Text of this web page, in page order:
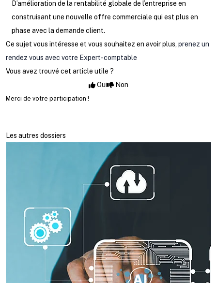
D’amélioration de la rentabilité globale de l’entreprise en
construisant une nouvelle offre commerciale qui est plus en
phase avec la demande client.
Ce sujet vous intéresse et vous souhaitez en avoir plus, prenez un
rendez vous avec votre Expert-comptable
Vous avez trouvé cet article utile ?
Oui
Non
Merci de votre participation !
Les autres dossiers